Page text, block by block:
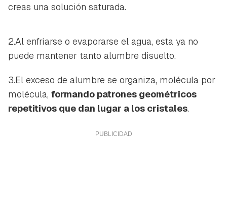
creas una solución saturada.
2.Al enfriarse o evaporarse el agua, esta ya no
puede mantener tanto alumbre disuelto.
3.El exceso de alumbre se organiza, molécula por
molécula, formando patrones geométricos
repetitivos que dan lugar a los cristales.